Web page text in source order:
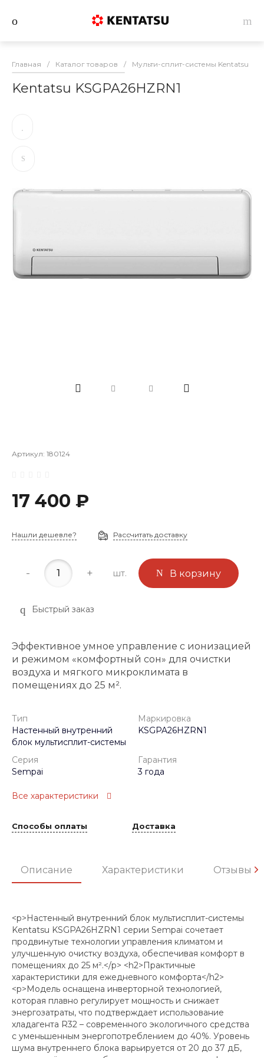
Главная / Каталог товаров / Мульти-сплит-системы Kentatsu
Kentatsu KSGPA26HZRN1
Артикул: 180124
17 400 ₽
Нашли дешевле? Рассчитать доставку
- + шт. В корзину
Быстрый заказ
Эффективное умное управление с ионизацией
и режимом «комфортный сон» для очистки
воздуха и мягкого микроклимата в
помещениях до 25 м².
Тип
Настенный внутренний
блок мультисплит-системы
Маркировка
KSGPA26HZRN1
Серия
Sempai
Гарантия
3 года
Все характеристики
Способы оплаты Доставка
Описание Характеристики Отзывы
<p>Настенный внутренний блок мультисплит-системы
Kentatsu KSGPA26HZRN1 серии Sempai сочетает
продвинутые технологии управления климатом и
улучшенную очистку воздуха, обеспечивая комфорт в
помещениях до 25 м².</p> <h2>Практичные
характеристики для ежедневного комфорта</h2>
<p>Модель оснащена инверторной технологией,
которая плавно регулирует мощность и снижает
энергозатраты, что подтверждает использование
хладагента R32 – современного экологичного средства
с уменьшенным энергопотреблением до 40%. Уровень
шума внутреннего блока варьируется от 20 до 37 дБ,